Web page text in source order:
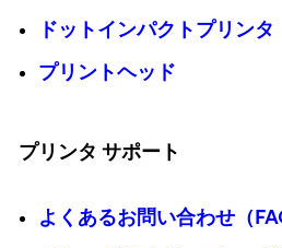
ドットインパクトプリン
プリントヘッド
プリンタ サポート
よくあるお問い合わせ（